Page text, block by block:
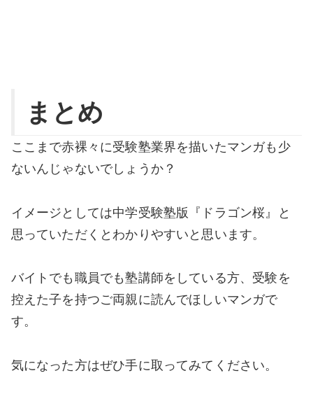
まとめ
ここまで赤裸々に受験塾業界を描いたマンガも少
ないんじゃないでしょうか？
イメージとしては中学受験塾版『ドラゴン桜』と
思っていただくとわかりやすいと思います。
バイトでも職員でも塾講師をしている方、受験を
控えた子を持つご両親に読んでほしいマンガで
す。
気になった方はぜひ手に取ってみてください。